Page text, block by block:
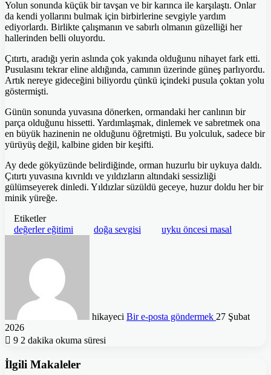
Yolun sonunda küçük bir tavşan ve bir karınca ile karşılaştı. Onlar
da kendi yollarını bulmak için birbirlerine sevgiyle yardım
ediyorlardı. Birlikte çalışmanın ve sabırlı olmanın güzelliği her
hallerinden belli oluyordu.
Çıtırtı, aradığı yerin aslında çok yakında olduğunu nihayet fark etti.
Pusulasını tekrar eline aldığında, camının üzerinde güneş parlıyordu.
Artık nereye gideceğini biliyordu çünkü içindeki pusula çoktan yolu
göstermişti.
Günün sonunda yuvasına dönerken, ormandaki her canlının bir
parça olduğunu hissetti. Yardımlaşmak, dinlemek ve sabretmek ona
en büyük hazinenin ne olduğunu öğretmişti. Bu yolculuk, sadece bir
yürüyüş değil, kalbine giden bir keşifti.
Ay dede gökyüzünde belirdiğinde, orman huzurlu bir uykuya daldı.
Çıtırtı yuvasına kıvrıldı ve yıldızların altındaki sessizliği
gülümseyerek dinledi. Yıldızlar süzüldü geceye, huzur doldu her bir
minik yüreğe.
Etiketler
değerler eğitimi
doğa sevgisi uyku öncesi masal
hikayeci Bir e-posta göndermek 27 Şubat
2026
9 2 dakika okuma süresi
İlgili Makaleler